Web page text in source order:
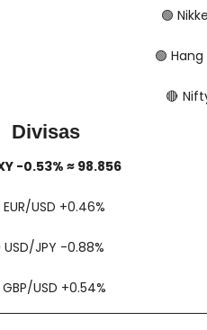
🟢
🟢
🔴
Divisas
-0.53% ≈ 98.856
​​​​ EUR/USD +0.46%
​​​​ USD/JPY -0.88%
​​​​ GBP/USD +0.54%